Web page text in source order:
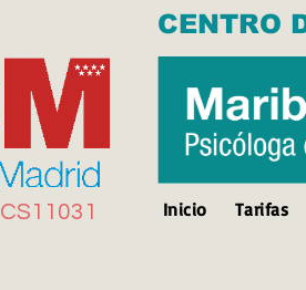
CENTRO
CS11031 Inicio Tarifas